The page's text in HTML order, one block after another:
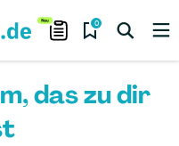
0
das zu dir